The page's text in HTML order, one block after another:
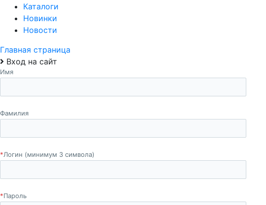
Каталоги
Новинки
Новости
Главная страница
Вход на сайт
Имя
Фамилия
*Логин (минимум 3 символа)
*Пароль